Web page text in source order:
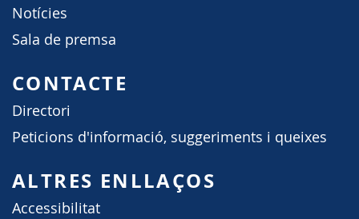
Notícies
Sala de premsa
CONTACTE
Directori
Peticions d'informació, suggeriments i queixes
ALTRES ENLLAÇOS
Accessibilitat